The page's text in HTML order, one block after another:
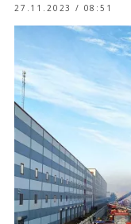
27.11.2023 / 08:51